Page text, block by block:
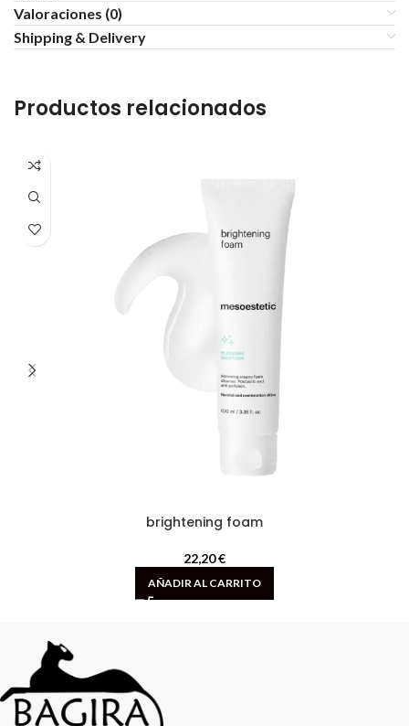
Valoraciones (0)
Shipping & Delivery
Productos relacionados
brightening foam
22,20€
AÑADIR AL CARRITO